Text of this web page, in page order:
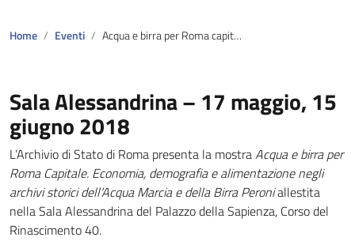
Home Eventi Acqua e birra per Roma capitale
Sala Alessandrina – 17 maggio, 15
giugno 2018
L’Archivio di Stato di Roma presenta la mostraAcqua e birra per
Roma Capitale. Economia, demografia e alimentazione negli
archivi storici dell’Acqua Marcia e della Birra Peroniallestita
nella Sala Alessandrina del Palazzo della Sapienza, Corso del
Rinascimento 40.